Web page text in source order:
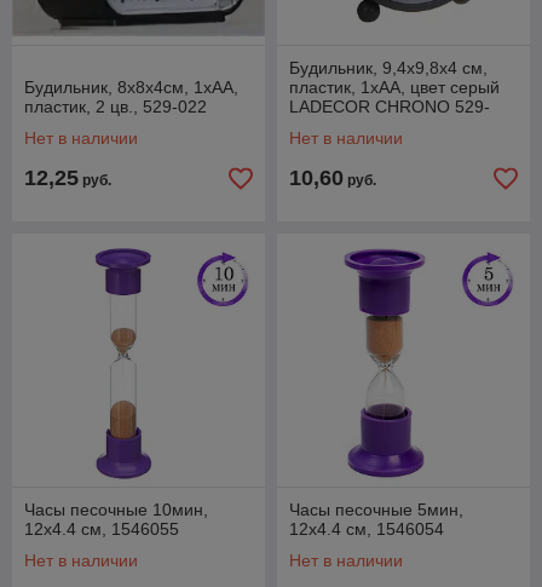
Будильник, 8х8х4см, 1xAA,
пластик, 2 цв., 529-022
Нет в наличии
12,25 руб.
Будильник, 9,4x9,8x4 см,
пластик, 1xAA, цвет серый
LADECOR CHRONO 529-
Нет в наличии
10,60 руб.
Часы песочные 10мин,
12х4.4 см, 1546055
Нет в наличии
Часы песочные 5мин,
12х4.4 см, 1546054
Нет в наличии